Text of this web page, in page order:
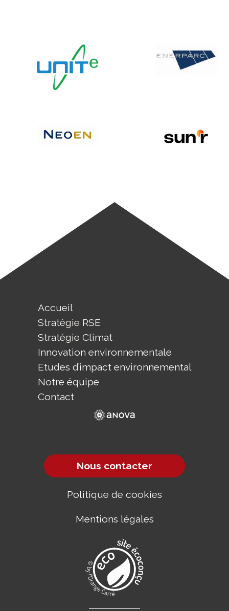
Accueil
Stratégie RSE
Stratégie Climat
Innovation environnementale
Etudes d’impact environnemental
Notre équipe
Contact
Nous contacter
Politique de cookies
Mentions légales